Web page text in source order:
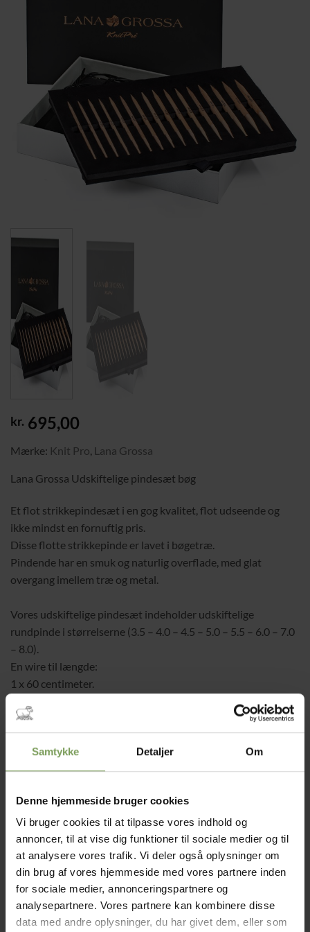
Samtykke Detaljer Om
Denne hjemmeside bruger cookies
Vi bruger cookies til at tilpasse vores indhold og
annoncer, til at vise dig funktioner til sociale medier og til
at analysere vores trafik. Vi deler også oplysninger om
din brug af vores hjemmeside med vores partnere inden
for sociale medier, annonceringspartnere og
analysepartnere. Vores partnere kan kombinere disse
data med andre oplysninger, du har givet dem, eller som
kr. 695,00
Mærke: Knit Pro, Lana Grossa
Lana Grossa Udskiftelige pindesæt bøg
Et flot strikkepindesæt i en gog kvalitet, flot udseende og
ikke mindst en fornuftig pris.
Disse flotte strikkepinde er lavet i bøgetræ.
Pindende har en smuk og naturlig overflade, med glat
overgang imellem træ og metal.
Vores udskiftelige pindesæt indeholder udskiftelige
rundpinde i størrelserne (3.5 – 4.0 – 4.5 – 5.0 – 5.5 – 6.0 – 7.0
– 8.0).
En wire til længde:
1 x 60 centimeter.
1 x 100 centimeter.
1 x 120 centimeter.
4 wirenåle.
8 endestykker.
På lager (kan bestilles som restordre)
Lana Grossa Udskiftelige pindesæt Bøg antal
TILFØJ TIL KURV
Tilføj til ønskeliste
Varenummer (SKU): 95079999